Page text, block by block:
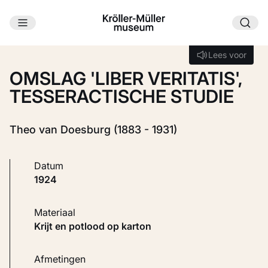
Ga naar hoofdinhoud
Lees voor
Lees voor
OMSLAG 'LIBER VERITATIS',
TESSERACTISCHE STUDIE
Theo van Doesburg (1883 - 1931)
Datum
1924
Materiaal
Krijt en potlood op karton
Afmetingen